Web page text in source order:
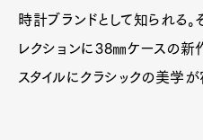
時計ブランドとして知られる。
レクションに38㎜ケースの新
スタイルにクラシックの美学が